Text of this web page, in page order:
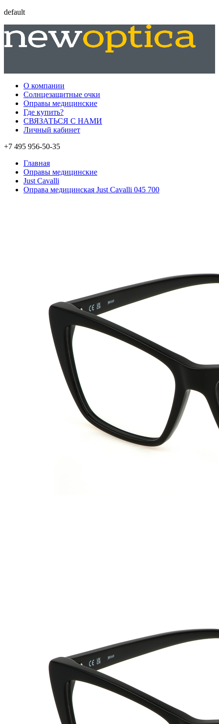
default
О компании
Солнцезащитные очки
Оправы медицинские
Где купить?
СВЯЗАТЬСЯ С НАМИ
Личный кабинет
+7 495 956-50-35
Главная
Оправы медицинские
Just Cavalli
Оправа медицинская Just Cavalli 045 700